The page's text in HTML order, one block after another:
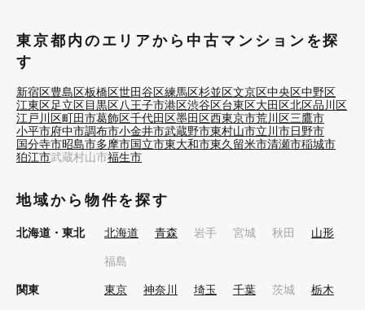
東京都内のエリアから中古マンションを探
す
新宿区豊島区板橋区世田谷区練馬区杉並区文京区中央区中野区
江東区足立区目黒区八王子市港区渋谷区台東区大田区北区品川区
江戸川区町田市葛飾区千代田区墨田区西東京市荒川区三鷹市
小平市府中市調布市小金井市武蔵野市東村山市立川市日野市
国分寺市昭島市多摩市国立市東大和市東久留米市清瀬市稲城市
狛江市武蔵村山市福生市
地域から物件を探す
北海道・東北 北海道 青森 岩手 宮城 秋田 山形
福島
関東 東京 神奈川 埼玉 千葉 茨城 栃木